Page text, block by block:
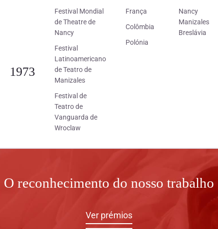
1973
Festival Mondial
de Theatre de
Nancy
Festival
Latinoamericano
de Teatro de
Manizales
Festival de
Teatro de
Vanguarda de
Wroclaw
França
Colômbia
Polónia
Nancy
Manizales
Breslávia
O reconhecimento do nosso trabalho
Ver prémios